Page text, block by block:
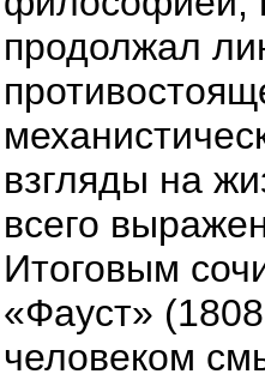
продолжал
взгляды на
всего
Итоговым
«Фауст»
человеком